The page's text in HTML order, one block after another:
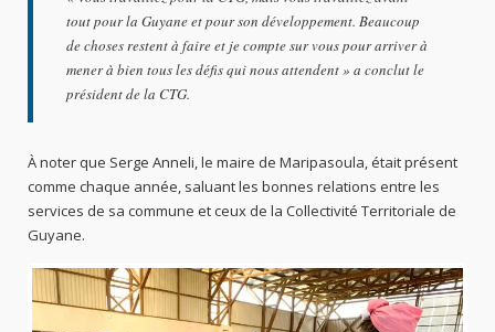
tout pour la Guyane et pour son développement. Beaucoup
de choses restent à faire et je compte sur vous pour arriver à
mener à bien tous les défis qui nous attendent» a conclut le
président de la CTG.
À noter que Serge Anneli, le maire de Maripasoula, était présent
comme chaque année, saluant les bonnes relations entre les
services de sa commune et ceux de la Collectivité Territoriale de
Guyane.